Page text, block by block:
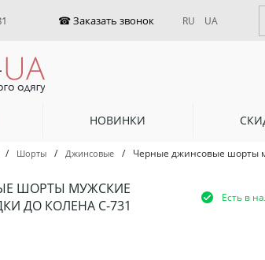
RU UA
НОВИНКИ
/ Шорты / Джинсовые / Черные джинсовые шорты
ШОРТЫ МУЖСКИЕ
ДО КОЛЕНА С-731
Есть в